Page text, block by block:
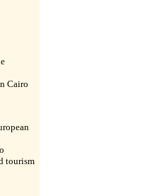
Cairo
tourism